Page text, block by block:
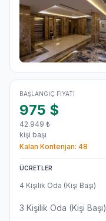
BAŞLANGIÇ FIYATI
975 $
42.949 ₺
kişi başı
Kalan Kontenjan: 48
ÜCRETLER
4 Kişilik Oda (Kişi Başı)
3 Kişilik Oda (Kişi Başı)